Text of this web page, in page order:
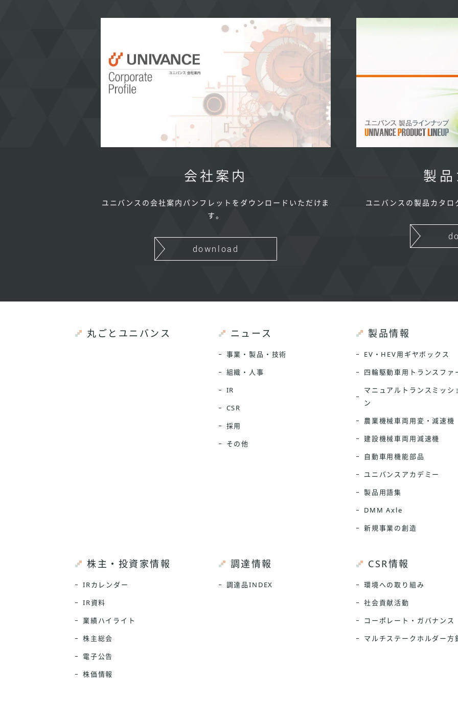
会社案内
ユニバンスの会社案内パンフレットをダウンロードいただけま
す。
download
製
ユニバンスの製品カタ
丸ごとユニバンス ニュース
事業・製品・技術
組織・人事
IR
CSR
採用
その他
製品情報
EV・HEV用ギヤボックス
四輪駆動車用トランスファ
マニュアルトランスミッシ
ン
農業機械車両用変・減速機
建設機械車両用減速機
自動車用機能部品
ユニバンスアカデミー
製品用語集
DMM Axle
新規事業の創造
株主・投資家情報
IRカレンダー
IR資料
業績ハイライト
株主総会
電子公告
株価情報
調達情報
調達品INDEX
CSR情報
環境への取り組み
社会貢献活動
コーポレート・ガバナンス
マルチステークホルダー方